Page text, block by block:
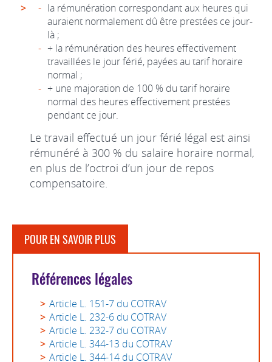
la rémunération correspondant aux heures qui
auraient normalement dû être prestées ce jour-
là ;
+ la rémunération des heures effectivement
travaillées le jour férié, payées au tarif horaire
normal ;
+ une majoration de 100 % du tarif horaire
normal des heures effectivement prestées
pendant ce jour.
Le travail effectué un jour férié légal est ainsi
rémunéré à 300 % du salaire horaire normal,
en plus de l’octroi d’un jour de repos
compensatoire.
POUR EN SAVOIR PLUS
Références légales
Article L. 151-7 du COTRAV
Article L. 232-6 du COTRAV
Article L. 232-7 du COTRAV
Article L. 344-13 du COTRAV
Article L. 344-14 du COTRAV